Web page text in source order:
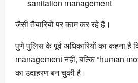
sanitation management
जैसी तैयारियों पर काम कर रहे हैं।
पुणे पुलिस के पूर्व अधिकारियों का कहना है
management नहीं, बल्कि “human
का उदाहरण बन चुकी है।